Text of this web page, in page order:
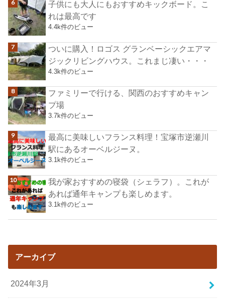
子供にも大人にもおすすめキックボード。こ
れは最高です
4.4k件のビュー
ついに購入！ロゴス グランベーシックエアマ
ジックリビングハウス。これまじ凄い・・・
4.3k件のビュー
ファミリーで行ける、関西のおすすめキャン
プ場
3.7k件のビュー
最高に美味しいフランス料理！宝塚市逆瀬川
駅にあるオーベルジーヌ。
3.1k件のビュー
我が家おすすめの寝袋（シェラフ）。これが
あれば通年キャンプも楽しめます。
3.1k件のビュー
アーカイブ
2024年3月